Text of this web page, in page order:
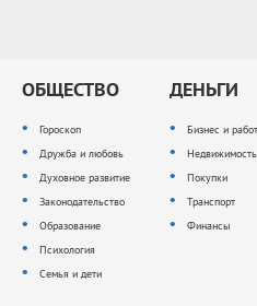
ОБЩЕСТВО
Гороскоп
Дружба и любовь
Духовное развитие
Законодательство
Образование
Психология
Семья и дети
ДЕНЬГИ
Бизнес и
Недвижимость
Покупки
Транспорт
Финансы